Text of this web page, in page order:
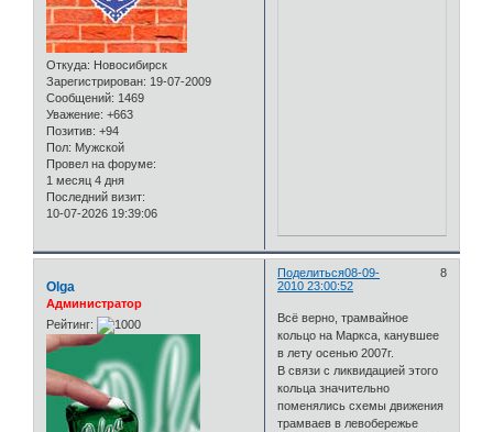
Откуда: Новосибирск
Зарегистрирован: 19-07-2009
Сообщений: 1469
Уважение: +663
Позитив: +94
Пол: Мужской
Провел на форуме:
1 месяц 4 дня
Последний визит:
10-07-2026 19:39:06
Поделиться 8
08-09-
2010 23:00:52
Olga
Администратор
Рейтинг:
Всё верно, трамвайное
кольцо на Маркса, канувшее
в лету осенью 2007г.
В связи с ликвидацией этого
кольца значительно
поменялись схемы движения
трамваев в левобережье